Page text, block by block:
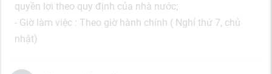
quyền lợi theo quy định của nhà nước;
- Giờ làm việc : Theo giờ hành chính ( Nghỉ thứ 7, chủ
nhật)